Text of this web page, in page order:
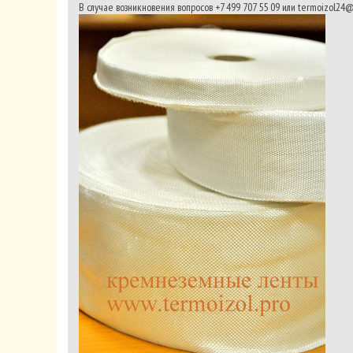
В случае возникновения вопросов +7 499 707 55 09 или